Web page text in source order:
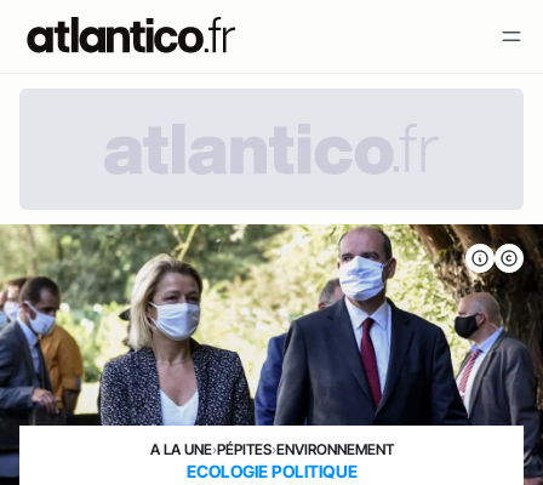
A LA UNE›PÉPITES›ENVIRONNEMENT
ECOLOGIE POLITIQUE